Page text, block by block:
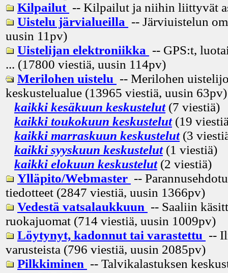
Kilpailut -- Kilpailut ja niihin liittyvät
Uistelu järvialueilla -- Järviuistelun
uusin 11pv)
Uistelijan elektroniikka -- GPS:t,
... (17800 viestiä, uusin 114pv)
Merilohen uistelu -- Merilohen
keskustelualue (13965 viestiä, uusin 63pv)
kaikki kesäkuun keskustelut(7 viestiä)
kaikki toukokuun keskustelut(19
kaikki marraskuun keskustelut(3
kaikki syyskuun keskustelut(1 viestiä)
kaikki elokuun keskustelut(2 viestiä)
Ylläpito/Webmaster --
tiedotteet (2847 viestiä, uusin 1366pv)
Vedestä vatsalaukkuun -- Saaliin
ruokajuomat (714 viestiä, uusin 1009pv)
Löytynyt, kadonnut tai varastettu --
varusteista (796 viestiä, uusin 2085pv)
Pilkkiminen -- Talvikalastuksen